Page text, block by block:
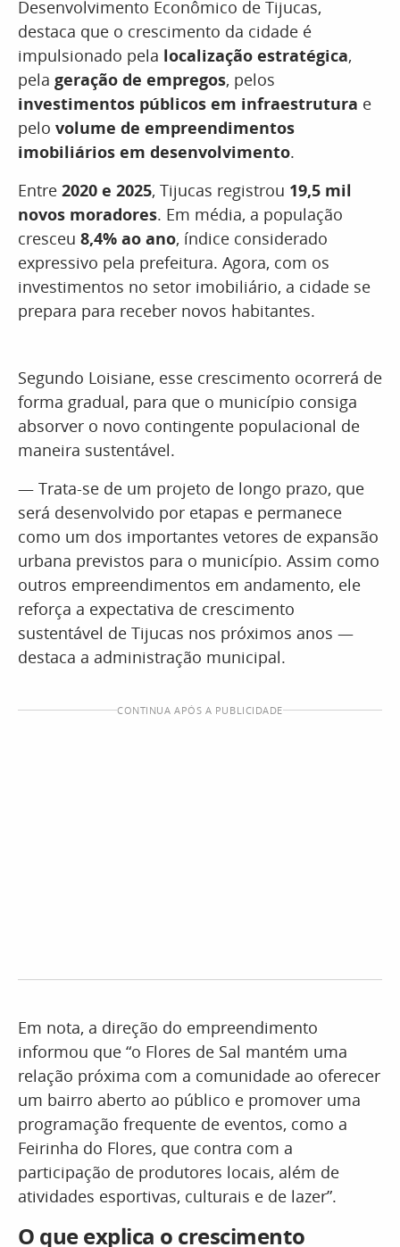
Desenvolvimento Econômico de Tijucas,
destaca que o crescimento da cidade é
impulsionado pela localização estratégica,
pela geração de empregos, pelos
investimentos públicos em infraestrutura e
pelo volume de empreendimentos
imobiliários em desenvolvimento.
Entre 2020 e 2025, Tijucas registrou 19,5 mil
novos moradores. Em média, a população
cresceu 8,4% ao ano, índice considerado
expressivo pela prefeitura. Agora, com os
investimentos no setor imobiliário, a cidade se
prepara para receber novos habitantes.
Segundo Loisiane, esse crescimento ocorrerá de
forma gradual, para que o município consiga
absorver o novo contingente populacional de
maneira sustentável.
— Trata-se de um projeto de longo prazo, que
será desenvolvido por etapas e permanece
como um dos importantes vetores de expansão
urbana previstos para o município. Assim como
outros empreendimentos em andamento, ele
reforça a expectativa de crescimento
sustentável de Tijucas nos próximos anos —
destaca a administração municipal.
CONTINUA APÓS A PUBLICIDADE
Em nota, a direção do empreendimento
informou que “o Flores de Sal mantém uma
relação próxima com a comunidade ao oferecer
um bairro aberto ao público e promover uma
programação frequente de eventos, como a
Feirinha do Flores, que contra com a
participação de produtores locais, além de
atividades esportivas, culturais e de lazer”.
O que explica o crescimento